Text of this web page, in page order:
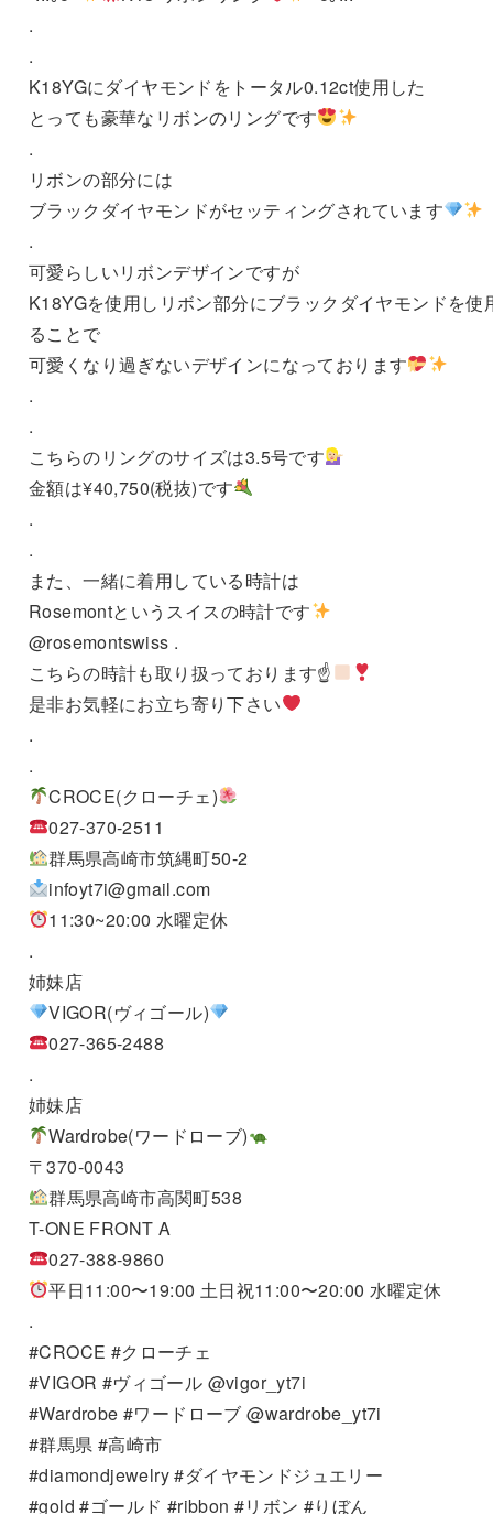
.
.
K18YGにダイヤモンドをトータル0.12ct使用した
とっても豪華なリボンのリングです
.
リボンの部分には
ブラックダイヤモンドがセッティングされています
.
可愛らしいリボンデザインですが
K18YGを使用しリボン部分にブラックダイヤモンドを使
ることで
可愛くなり過ぎないデザインになっております
.
.
こちらのリングのサイズは3.5号です
金額は¥40,750(税抜)です
.
.
また、一緒に着用している時計は
Rosemontというスイスの時計です
@rosemontswiss .
こちらの時計も取り扱っております☝
是非お気軽にお立ち寄り下さい
.
.
CROCE(クローチェ)
027-370-2511
群馬県高崎市筑縄町50-2
infoyt7i@gmail.com
11:30~20:00 水曜定休
.
姉妹店
VIGOR(ヴィゴール)
027-365-2488
.
姉妹店
Wardrobe(ワードローブ)
〒370-0043
群馬県高崎市高関町538
T-ONE FRONT A
027-388-9860
平日11:00〜19:00 土日祝11:00〜20:00 水曜定休
.
#CROCE #クローチェ
#VIGOR #ヴィゴール @vigor_yt7i
#Wardrobe #ワードローブ @wardrobe_yt7i
#群馬県 #高崎市
#diamondjewelry #ダイヤモンドジュエリー
#gold #ゴールド #ribbon #リボン #りぼん